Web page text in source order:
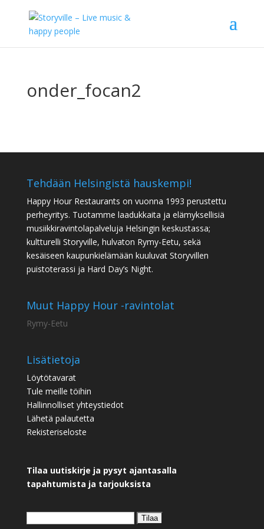
onder_focan2
Tehdään Helsingistä hauskempi!
Happy Hour Restaurants on vuonna 1993 perustettu
perheyritys. Tuotamme laadukkaita ja elämyksellisiä
musiikkiravintolapalveluja Helsingin keskustassa;
kultturelli Storyville, hulvaton Rymy-Eetu, sekä
kesäiseen kaupunkielämään kuuluvat Storyvillen
puistoterassi ja Hard Day’s Night.
Muut Happy Hour -ravintolat
Rymy-Eetu
Lisätietoja
Löytötavarat
Tule meille töihin
Hallinnolliset yhteystiedot
Lähetä palautetta
Rekisteriseloste
Tilaa uutiskirje ja pysyt ajantasalla
tapahtumista ja tarjouksista